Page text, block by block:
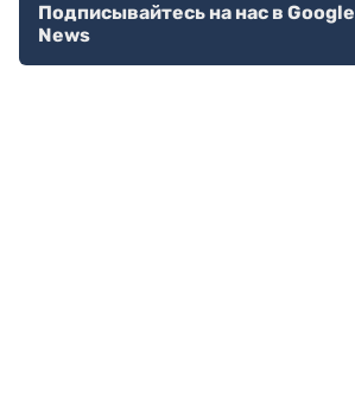
Подписывайтесь на нас в Google
News